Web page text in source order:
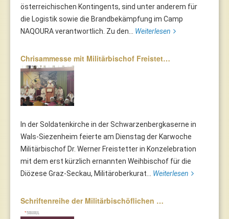
österreichischen Kontingents, sind unter anderem für
die Logistik sowie die Brandbekämpfung im Camp
NAQOURA verantwortlich. Zu den... Weiterlesen
Chrisammesse mit Militärbischof Freistet…
In der Soldatenkirche in der Schwarzenbergkaserne in
Wals-Siezenheim feierte am Dienstag der Karwoche
Militärbischof Dr. Werner Freistetter in Konzelebration
mit dem erst kürzlich ernannten Weihbischof für die
Diözese Graz-Seckau, Militäroberkurat... Weiterlesen
Schriftenreihe der Militärbischöflichen …